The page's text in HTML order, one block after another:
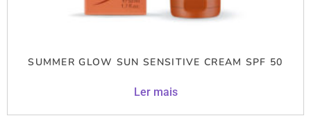
SUMMER GLOW SUN SENSITIVE CREAM SPF 50
Ler mais